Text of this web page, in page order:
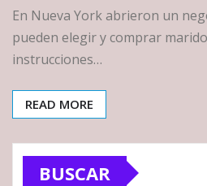
En Nueva York abrieron un
pueden elegir y comprar
instrucciones…
READ MORE
BUSCAR